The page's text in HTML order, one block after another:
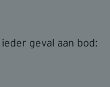
geval aan bod: